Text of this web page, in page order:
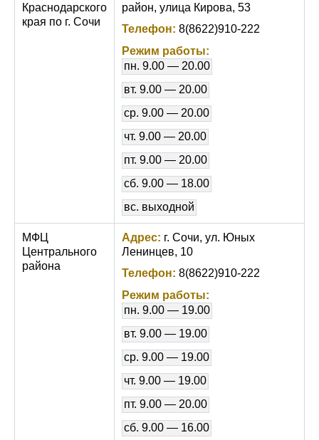
Краснодарского
края по г. Сочи
район, улица Кирова, 53
Телефон: 8(8622)910-222
Режим работы:
пн. 9.00 — 20.00
вт. 9.00 — 20.00
ср. 9.00 — 20.00
чт. 9.00 — 20.00
пт. 9.00 — 20.00
сб. 9.00 — 18.00
вс. выходной
МФЦ
Центрального
района
Адрес: г. Сочи, ул. Юных
Ленинцев, 10
Телефон: 8(8622)910-222
Режим работы:
пн. 9.00 — 19.00
вт. 9.00 — 19.00
ср. 9.00 — 19.00
чт. 9.00 — 19.00
пт. 9.00 — 20.00
сб. 9.00 — 16.00